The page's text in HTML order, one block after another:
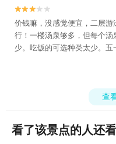


价钱嘛，没感觉便宜，二层
行！一楼汤泉够多，但每个
少。吃饭的可选种类太少。五
查
看了该景点的人还